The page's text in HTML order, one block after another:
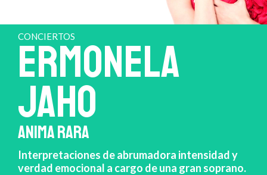
CONCIERTOS
ERMONELA
JAHO
ANIMA RARA
Interpretaciones de abrumadora intensidad y
verdad emocional a cargo de una gran soprano.